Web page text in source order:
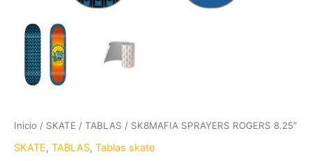
Inicio / SKATE / TABLAS / SK8MAFIA SPRAYERS ROGERS 8.25″
SKATE, TABLAS, Tablas skate